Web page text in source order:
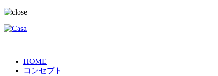
HOME
コンセプト